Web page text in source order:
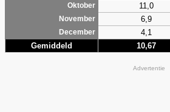
Oktober
11,0
November
6,9
December
4,1
Gemiddeld 10,67
Advertentie